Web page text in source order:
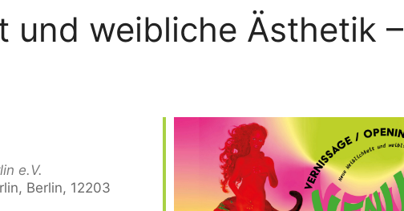
und weibliche Ästhetik –
e.V.
Berlin, 12203